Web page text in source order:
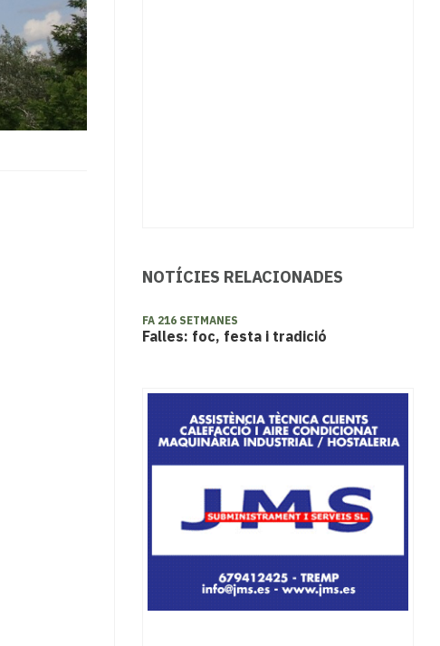
NOTÍCIES RELACIONADES
FA 216 SETMANES
Falles: foc, festa i tradició